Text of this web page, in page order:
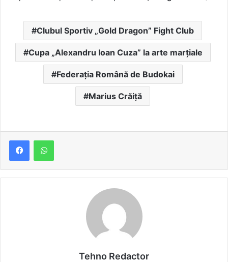
Clubul Sportiv „Gold Dragon” Fight Club
Cupa „Alexandru Ioan Cuza” la arte marțiale
Federația Română de Budokai
Marius Crăiță
Tehno Redactor